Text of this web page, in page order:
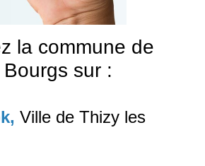
la commune de
sur :
, Ville de Thizy les